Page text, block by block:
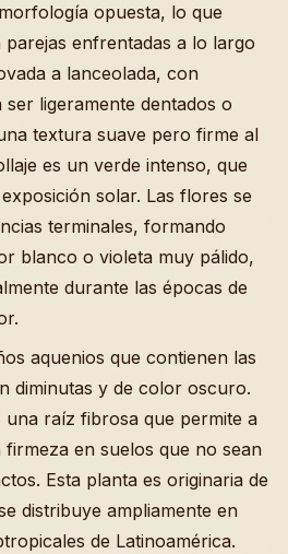
opuesta, lo que
enfrentadas a lo largo
a lanceolada, con
ligeramente dentados o
textura suave pero firme al
es un verde intenso, que
solar. Las flores se
terminales, formando
blanco o violeta muy pálido,
durante las épocas de
aquenios que contienen las
diminutas y de color oscuro.
una raíz fibrosa que permite a
en suelos que no sean
Esta planta es originaria de
distribuye ampliamente en
de Latinoamérica.